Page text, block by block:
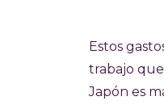
Estos
trabajo
Japón es